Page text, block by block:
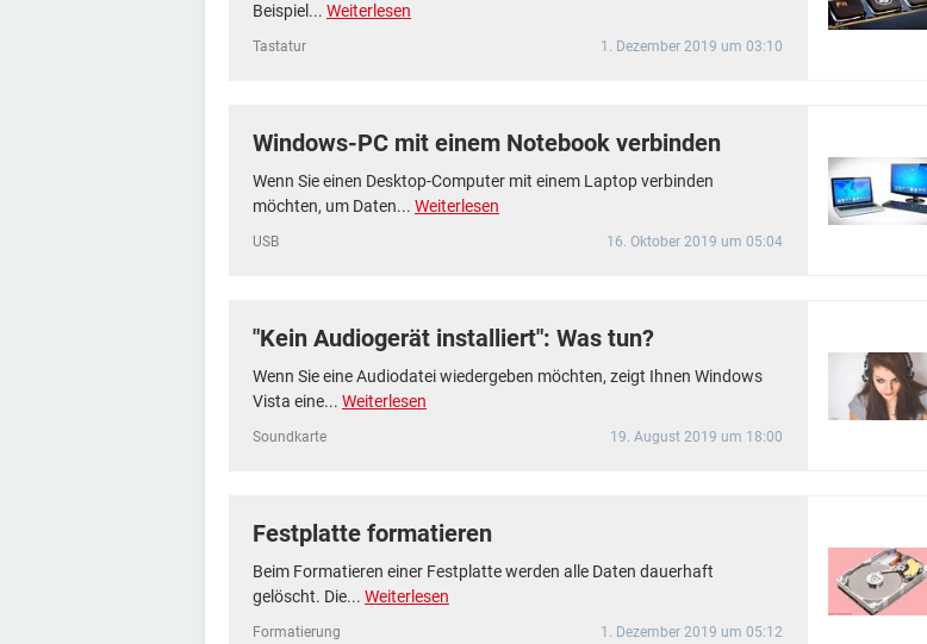
Beispiel... Weiterlesen
Tastatur 1. Dezember 2019 um 03:10
Windows-PC mit einem Notebook verbinden
Wenn Sie einen Desktop-Computer mit einem Laptop verbinden
möchten, um Daten... Weiterlesen
USB 16. Oktober 2019 um 05:04
"Kein Audiogerät installiert": Was tun?
Wenn Sie eine Audiodatei wiedergeben möchten, zeigt Ihnen Windows
Vista eine... Weiterlesen
Soundkarte 19. August 2019 um 18:00
Festplatte formatieren
Beim Formatieren einer Festplatte werden alle Daten dauerhaft
gelöscht. Die... Weiterlesen
Formatierung 1. Dezember 2019 um 05:12